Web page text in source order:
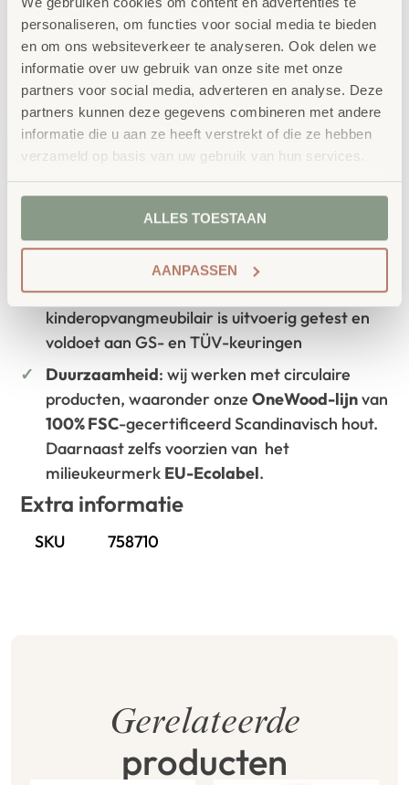
personaliseren, om functies voor social media te bieden
en om ons websiteverkeer te analyseren. Ook delen we
informatie over uw gebruik van onze site met onze
partners voor social media, adverteren en analyse. Deze
partners kunnen deze gegevens combineren met andere
informatie die u aan ze heeft verstrekt of die ze hebben
verzameld op basis van uw gebruik van hun services.
ALLES TOESTAAN
AANPASSEN
onderwijsmeubilair. Wij geloven dat een
leeromgeving inspireert wanneer deze
aansluit bij de behoeften van kinderen én
leerkrachten.
Waarom School Concept?
Maatwerk: ieder project start vanuit uw idee
en onze ervaring
Kwaliteit: al ons school- en
kinderopvangmeubilair is uitvoerig getest en
voldoet aan GS- en TÜV-keuringen
Duurzaamheid: wij werken met circulaire
producten, waaronder onzeOneWood-lijnvan
100% FSC-gecertificeerd Scandinavisch hout.
Daarnaast zelfs voorzien van het
milieukeurmerk EU-Ecolabel.
Extra informatie
SKU 758710
Gerelateerde
producten